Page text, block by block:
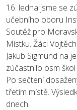
16. ledna jsme se
učebního oboru
Soutěž pro
Místku. Žáci
Jakub Sigmund na
zúčastnilo osm
Po sečtení
třetím místě.
dnech.